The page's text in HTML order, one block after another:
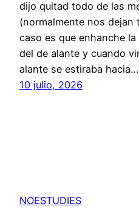
dijo quitad todo de las
(normalmente nos dejan
caso es que enhanche
del de alante y cuando
alante se estiraba hacia…
10 julio, 2026
NOESTUDIES